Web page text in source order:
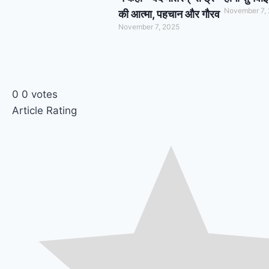
की आत्मा, पहचान और गौरव
November 7, 2025
November 7,
0 0 votes
Article Rating